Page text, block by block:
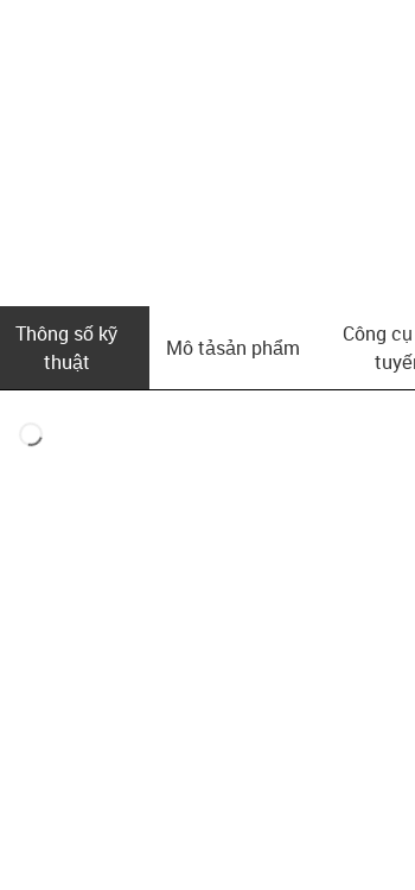
Thông số kỹ
thuật
Mô tả­sản phẩm
Công